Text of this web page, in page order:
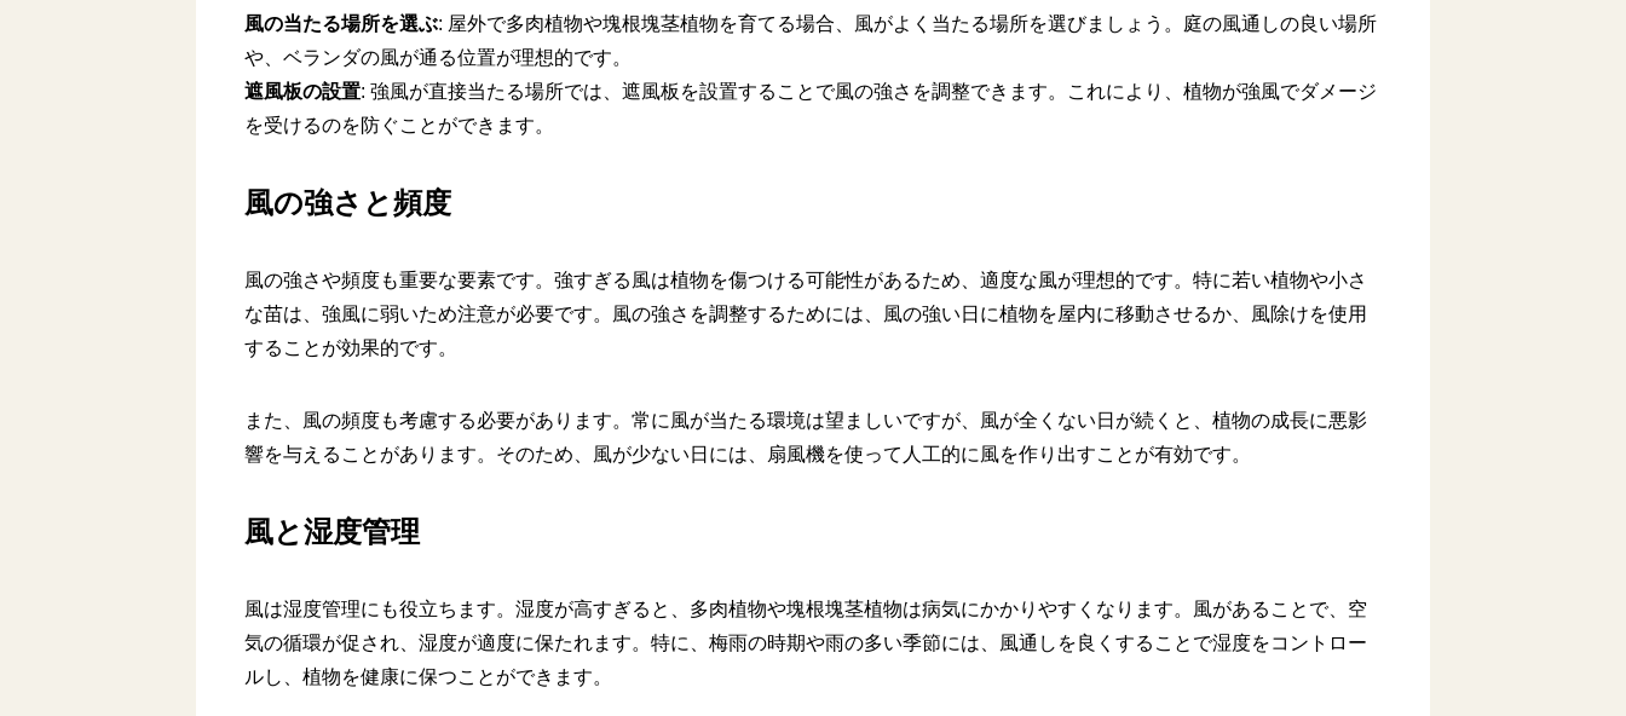
風の当たる場所を選ぶ: 屋外で多肉植物や塊根塊茎植物を育てる場合、風がよく当たる場所を選びましょう。庭の風通しの良い場所
や、ベランダの風が通る位置が理想的です。
遮風板の設置: 強風が直接当たる場所では、遮風板を設置することで風の強さを調整できます。これにより、植物が強風でダメージ
を受けるのを防ぐことができます。
風の強さと頻度
風の強さや頻度も重要な要素です。強すぎる風は植物を傷つける可能性があるため、適度な風が理想的です。特に若い植物や小さ
な苗は、強風に弱いため注意が必要です。風の強さを調整するためには、風の強い日に植物を屋内に移動させるか、風除けを使用
することが効果的です。
また、風の頻度も考慮する必要があります。常に風が当たる環境は望ましいですが、風が全くない日が続くと、植物の成長に悪影
響を与えることがあります。そのため、風が少ない日には、扇風機を使って人工的に風を作り出すことが有効です。
風と湿度管理
風は湿度管理にも役立ちます。湿度が高すぎると、多肉植物や塊根塊茎植物は病気にかかりやすくなります。風があることで、空
気の循環が促され、湿度が適度に保たれます。特に、梅雨の時期や雨の多い季節には、風通しを良くすることで湿度をコントロー
ルし、植物を健康に保つことができます。